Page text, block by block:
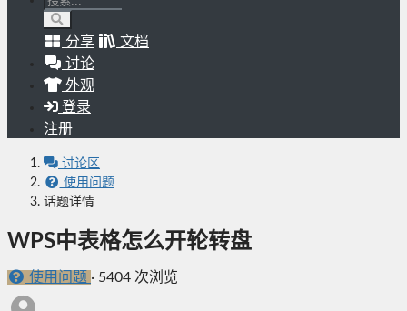
分享
文档
讨论
外观
登录
注册
讨论区
使用问题
话题详情
WPS中表格怎么开轮转盘
使用问题 · 5404 次浏览